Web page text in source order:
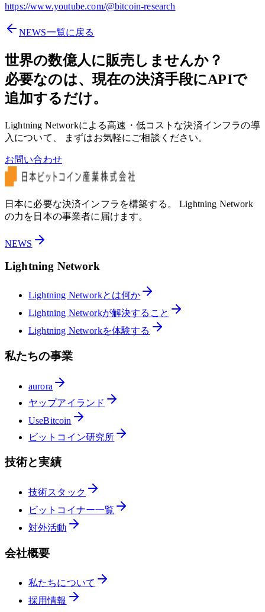
https://www.youtube.com/@bitcoin-research
NEWS一覧に戻る
世界の数億人に販売しませんか？
必要なのは、現在の決済手段にAPIで
追加するだけ。
Lightning Networkによる高速・低コストな決済インフラの導
入について、 まずはお気軽にご相談ください。
お問い合わせ
日本に必要な決済インフラを構築する。 Lightning Network
の力を日本の事業者に届けます。
NEWS
Lightning Network
Lightning Networkとは何か
Lightning Networkが解決すること
Lightning Networkを体験する
私たちの事業
aurora
ヤップアイランド
UseBitcoin
ビットコイン研究所
技術と実績
技術スタック
ビットコイナー一覧
対外活動
会社概要
私たちについて
採用情報